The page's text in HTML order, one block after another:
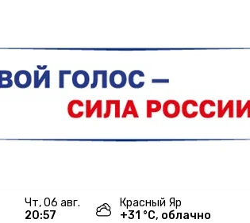
чт, 06 авг.
20:57
Красный Яр
+31 °С, облачно